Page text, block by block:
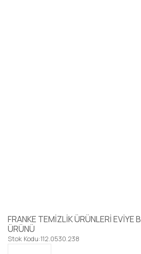
FRANKE TEMİZLİK ÜRÜNLERİ EVİYE
ÜRÜNÜ
Stok Kodu:112.0530.238